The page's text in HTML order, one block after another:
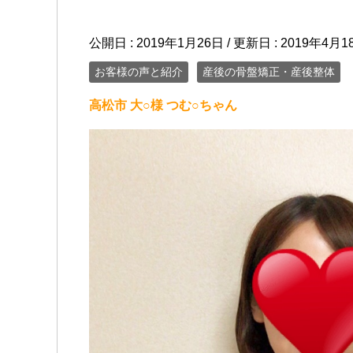
公開日 : 2019年1月26日 / 更新日 : 2019年4月
お客様の声と紹介 産後の骨盤矯正・産後整体
高松市 大○様 つむ○ちゃん